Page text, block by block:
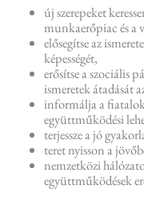
új szerepeket
munkaerőpiac és a
elősegítse az
képességét,
erősítse a szociális
ismeretek átadását
informálja a
együttműködési
terjessze a jó
teret nyisson a
nemzetközi
együttműködések